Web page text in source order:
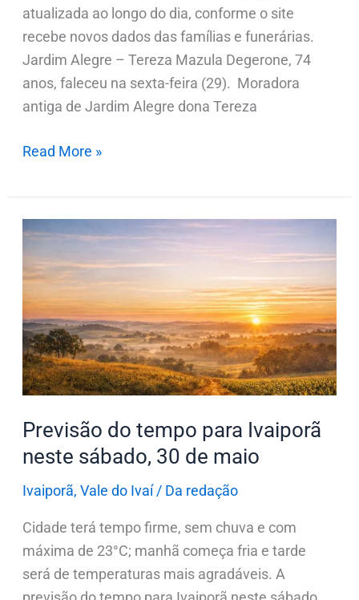
atualizada ao longo do dia, conforme o site
recebe novos dados das famílias e funerárias.
Jardim Alegre – Tereza Mazula Degerone, 74
anos, faleceu na sexta-feira (29). Moradora
antiga de Jardim Alegre dona Tereza
Read More »
Previsão do tempo para Ivaiporã
neste sábado, 30 de maio
Ivaiporã, Vale do Ivaí/ Da redação
Cidade terá tempo firme, sem chuva e com
máxima de 23°C; manhã começa fria e tarde
será de temperaturas mais agradáveis. A
Previsão
do
tempo
para
Ivaiporã
neste
sábado,
30
maio